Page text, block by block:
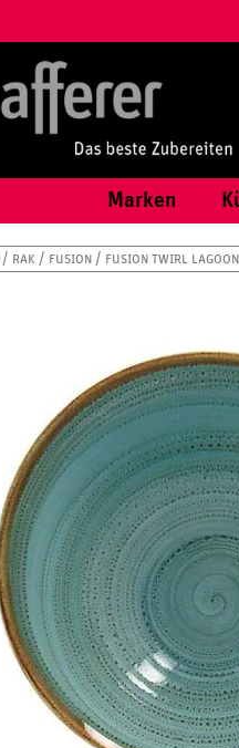
Marken
RAK FUSION FUSION TWIRL LAGOON